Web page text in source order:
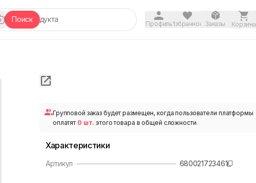
Поиск ПрофильИзбранное Заказы Корзина
Групповой заказ будет размещен, когда пользователи платформы
оплатят 0 шт. этого товара в общей сложности
Характеристики
Артикул 680021723461